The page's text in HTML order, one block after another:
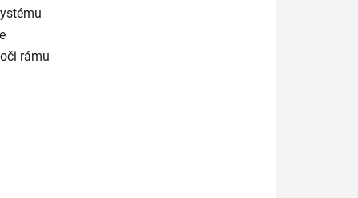
rámu